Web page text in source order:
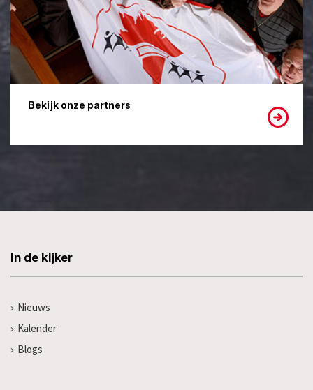
Bekijk onze partners
In de kijker
Nieuws
Kalender
Blogs